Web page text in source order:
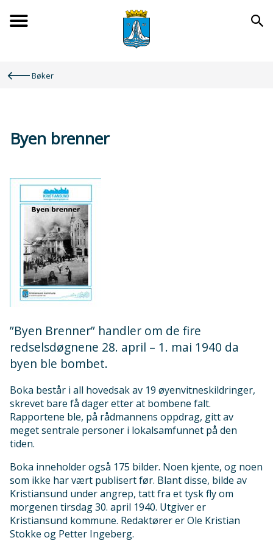
Forsiden
Bøker
Byen brenner
”Byen Brenner” handler om de fire
redselsdøgnene 28. april – 1. mai 1940 da
byen ble bombet.
Boka består i all hovedsak av 19 øyenvitneskildringer,
skrevet bare få dager etter at bombene falt.
Rapportene ble, på rådmannens oppdrag, gitt av
meget sentrale personer i lokalsamfunnet på den
tiden.
Boka inneholder også 175 bilder. Noen kjente, og noen
som ikke har vært publisert før. Blant disse, bilde av
Kristiansund under angrep, tatt fra et tysk fly om
morgenen tirsdag 30. april 1940. Utgiver er
Kristiansund kommune. Redaktører er Ole Kristian
Stokke og Petter Ingeberg.